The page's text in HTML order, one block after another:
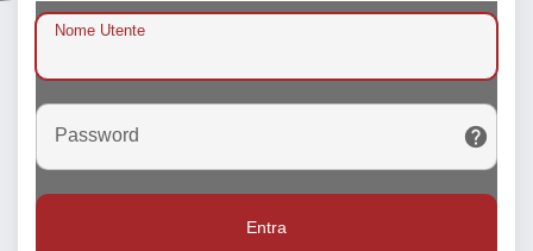
Nome Utente
Password
Entra